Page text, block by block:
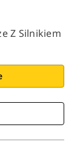
Z Silnikiem